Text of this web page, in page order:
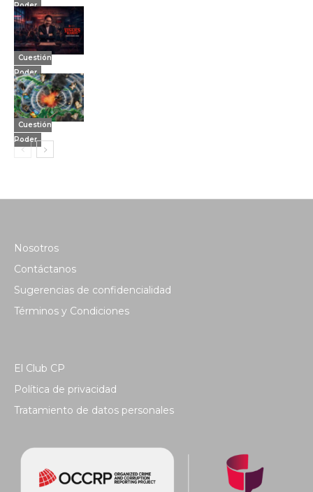
Poder
Cuestión
Poder
Cuestión
Poder
Nosotros
Contáctanos
Sugerencias de confidencialidad
Términos y Condiciones
El Club CP
Política de privacidad
Tratamiento de datos personales